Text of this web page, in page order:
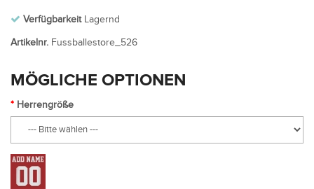
VerfügbarkeitLagernd
Artikelnr. Fussballestore_526
MÖGLICHE OPTIONEN
Herrengröße